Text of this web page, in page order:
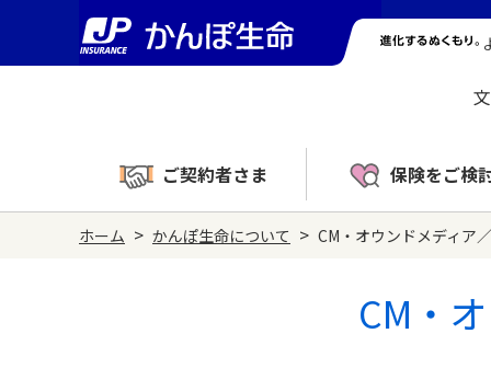
ご契約者さま 保険をご検
ホーム > かんぽ生命について > CM・オウンドメディア
CM・